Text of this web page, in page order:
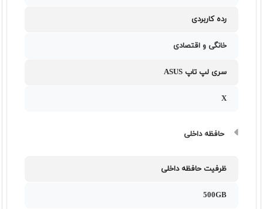
رده کاربردی
خانگی و اقتصادی
سری لپ تاپ ASUS
X
حافظه داخلی
ظرفیت حافظه داخلی
500GB